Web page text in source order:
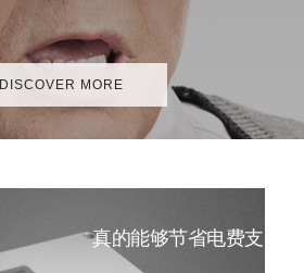
DISCOVER MORE
真的能够节省电费支出